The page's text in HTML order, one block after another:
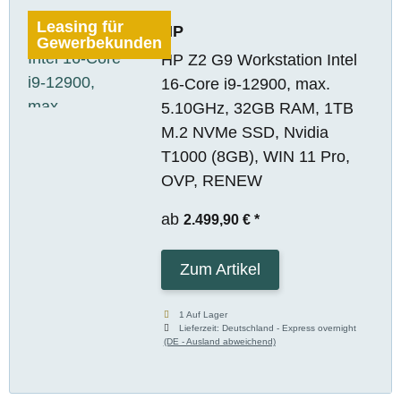
Leasing für
Gewerbekunden
HP
HP Z2 G9 Workstation Intel
16-Core i9-12900, max.
5.10GHz, 32GB RAM, 1TB
M.2 NVMe SSD, Nvidia
T1000 (8GB), WIN 11 Pro,
OVP, RENEW
ab 2.499,90 € *
Zum Artikel
1 Auf Lager
Lieferzeit:Deutschland - Express overnight
(DE - Ausland abweichend)